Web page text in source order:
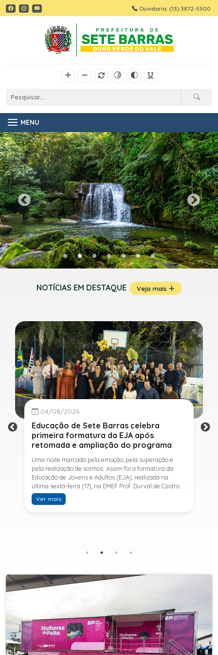
Ouvidoria: (13) 3872-5500
MENU
NOTÍCIAS EM DESTAQUE Veja mais
04/08/2026
Educação de Sete Barras celebra
primeira formatura da EJA após
retomada e ampliação do programa
Uma noite marcada pela emoção, pela superação e
pela realização de sonhos. Assim foi a formatura da
Educação de Jovens e Adultos (EJA), realizada na
última sexta-feira (17), na EMEF Prof. Durval de Castro. A
cerimônia celebrou a conclusão dos estudos de 53
alunos e entrou para a história ao marcar a primeira
SESI, ampliando o acesso à educação e oferecendo uma
retomar os estudos.A última turma da Educação de
Jovens e Adultos formada pelo município foi em 2016,
oferecida em Sete Barras e, a partir de agosto de 2025,
passou por uma importante ampliação. Em parceria
com o SESI, a Prefeitura passou a disponibilizar também
o Ensino Fundamental II (6º ao 9º ano) e o Ensino
Médio, ampliando significativamente as oportunidades
para que jovens e adultos concluam sua formação.A
Ver mais